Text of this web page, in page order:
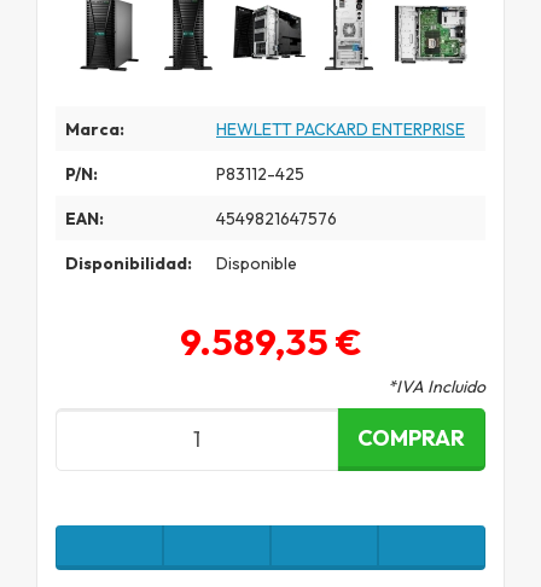
Marca: HEWLETT PACKARD ENTERPRISE
P/N: P83112-425
EAN: 4549821647576
Disponibilidad: Disponible
9.589,35 €
*IVA Incluido
COMPRAR